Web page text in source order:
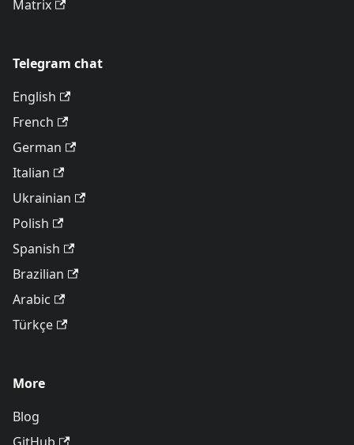
Matrix
Telegram chat
English
French
German
Italian
Ukrainian
Polish
Spanish
Brazilian
Arabic
Türkçe
More
Blog